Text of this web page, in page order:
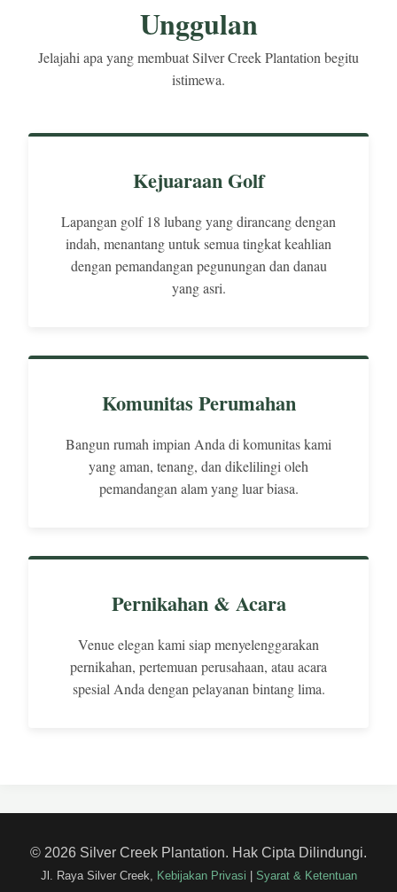
Unggulan
Jelajahi apa yang membuat Silver Creek Plantation begitu
istimewa.
Kejuaraan Golf
Lapangan golf 18 lubang yang dirancang dengan
indah, menantang untuk semua tingkat keahlian
dengan pemandangan pegunungan dan danau
yang asri.
Komunitas Perumahan
Bangun rumah impian Anda di komunitas kami
yang aman, tenang, dan dikelilingi oleh
pemandangan alam yang luar biasa.
Pernikahan & Acara
Venue elegan kami siap menyelenggarakan
pernikahan, pertemuan perusahaan, atau acara
spesial Anda dengan pelayanan bintang lima.
© 2026 Silver Creek Plantation. Hak Cipta Dilindungi.
Jl. Raya Silver Creek, Kebijakan Privasi | Syarat & Ketentuan